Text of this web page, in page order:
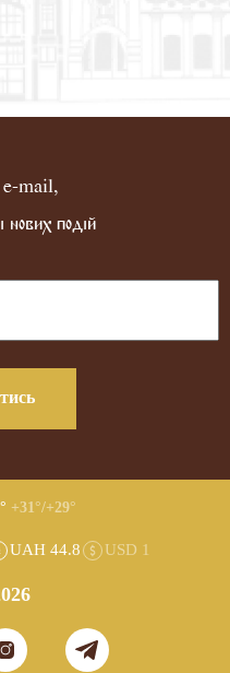
e-mail,
подій
+31°/+29°
UAH 44.8 USD 1